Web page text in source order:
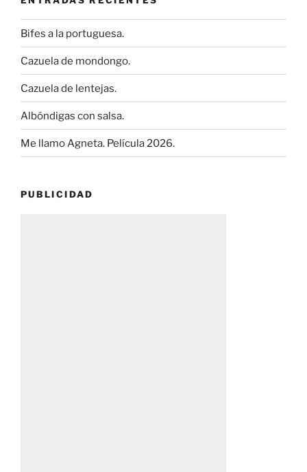
Bifes a la portuguesa.
Cazuela de mondongo.
Cazuela de lentejas.
Albóndigas con salsa.
Me llamo Agneta. Película 2026.
PUBLICIDAD